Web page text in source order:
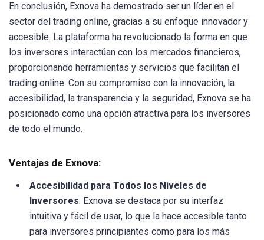
En conclusión, Exnova ha demostrado ser un líder en el
sector del trading online, gracias a su enfoque innovador y
accesible. La plataforma ha revolucionado la forma en que
los inversores interactúan con los mercados financieros,
proporcionando herramientas y servicios que facilitan el
trading online. Con su compromiso con la innovación, la
accesibilidad, la transparencia y la seguridad, Exnova se ha
posicionado como una opción atractiva para los inversores
de todo el mundo.
Ventajas de Exnova:
Accesibilidad para Todos los Niveles de
Inversores: Exnova se destaca por su interfaz
intuitiva y fácil de usar, lo que la hace accesible tanto
para inversores principiantes como para los más